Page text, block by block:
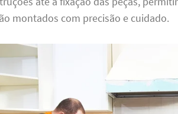
montados com precisão e cuidado.